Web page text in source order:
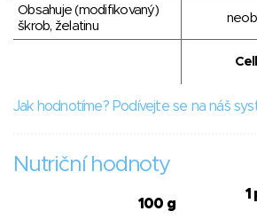
Obsahuje (modifikovaný)
škrob, želatinu
Jak hodnotíme? Podívejte se na náš
Nutriční hodnoty
100 g
1